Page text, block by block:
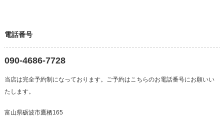
電話番号
090-4686-7728
当店は完全予約制になっております。ご予約はこちらのお電話番号にお願いい
たします。
富山県砺波市鷹栖165